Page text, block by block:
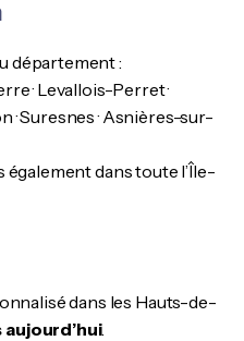
département :
· Levallois-Perret ·
· Suresnes · Asnières-sur-
dans toute l’Île-
dans les Hauts-de-
.